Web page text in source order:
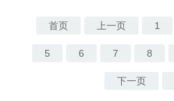
首页 上一页 1
5 6 7 8
下一页